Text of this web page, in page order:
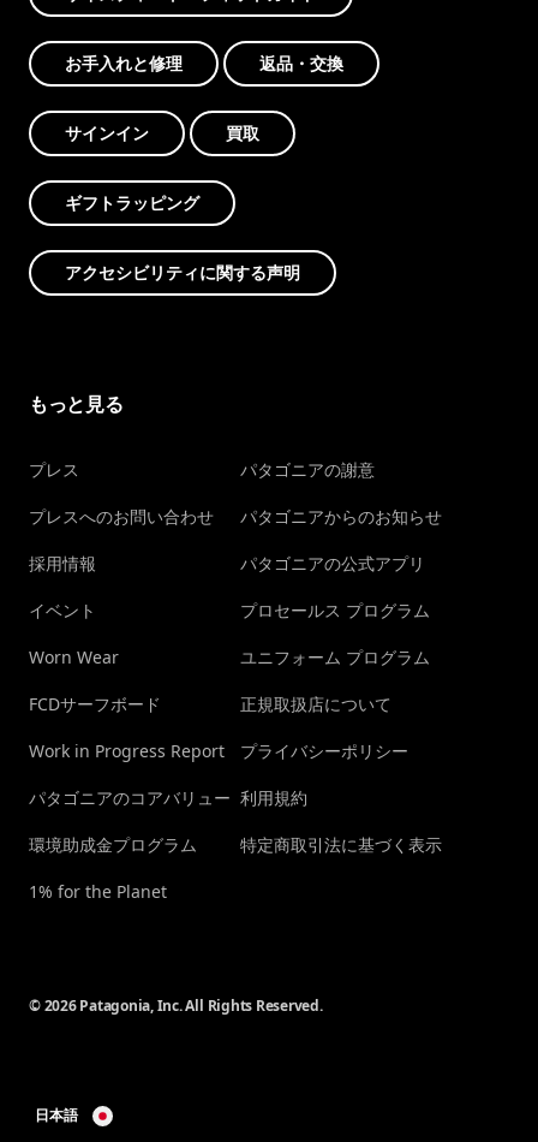
お手入れと修理 返品・交換
サインイン 買取
ギフトラッピング
アクセシビリティに関する声明
もっと見る
プレス
プレスへのお問い合わせ
採用情報
イベント
Worn Wear
FCDサーフボード
Work in Progress Report
パタゴニアのコアバリュー
環境助成金プログラム
1% for the Planet
パタゴニアの謝意
パタゴニアからのお知らせ
パタゴニアの公式アプリ
プロセールス プログラム
ユニフォーム プログラム
正規取扱店について
プライバシーポリシー
利用規約
特定商取引法に基づく表示
© 2026 Patagonia, Inc. All Rights Reserved.
日本語